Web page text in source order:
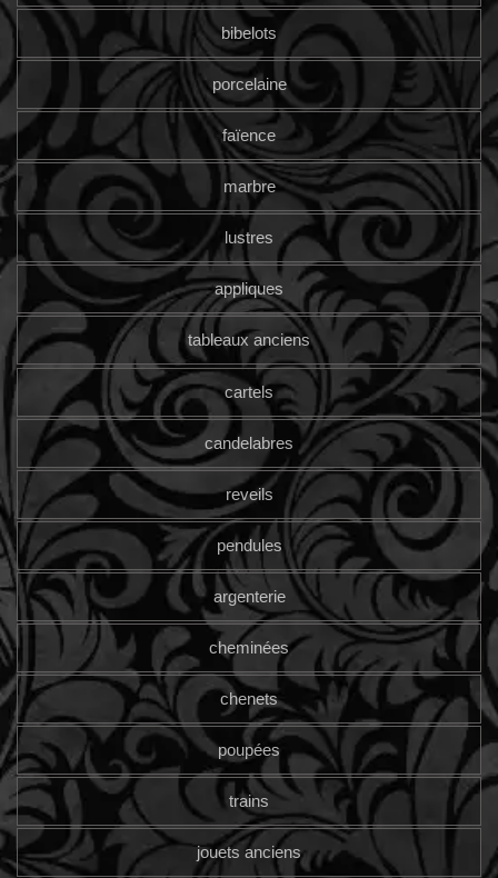
bibelots
porcelaine
faïence
marbre
lustres
appliques
tableaux anciens
cartels
candelabres
reveils
pendules
argenterie
cheminées
chenets
poupées
trains
jouets anciens